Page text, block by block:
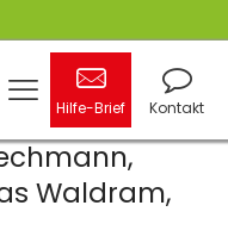
Hilfe-Brief Kontakt
Waldram,